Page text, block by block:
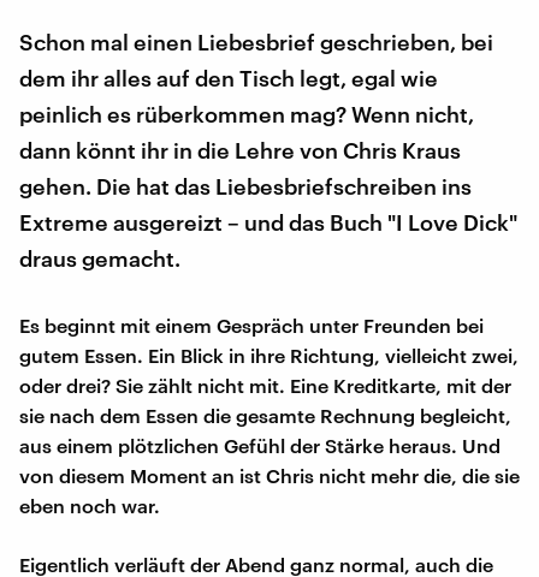
Schon mal einen Liebesbrief geschrieben, bei
dem ihr alles auf den Tisch legt, egal wie
peinlich es rüberkommen mag? Wenn nicht,
dann könnt ihr in die Lehre von Chris Kraus
gehen. Die hat das Liebesbriefschreiben ins
Extreme ausgereizt – und das Buch "I Love Dick"
draus gemacht.
Es beginnt mit einem Gespräch unter Freunden bei
gutem Essen. Ein Blick in ihre Richtung, vielleicht zwei,
oder drei? Sie zählt nicht mit. Eine Kreditkarte, mit der
sie nach dem Essen die gesamte Rechnung begleicht,
aus einem plötzlichen Gefühl der Stärke heraus. Und
von diesem Moment an ist Chris nicht mehr die, die sie
eben noch war.
Eigentlich verläuft der Abend ganz normal, auch die